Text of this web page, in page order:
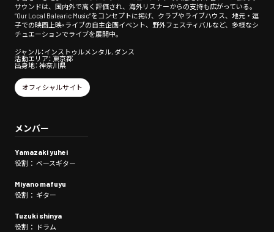
サウンドは、国内外で高く評価され、海外リスナーからの支持も広がっている。
“Our Local Balearic Music”をコンセプトに掲げ、クラブやライブハウス、地元・逗
子での映画上映×ライブの自主企画イベント、野外フェスティバルなど、多様なシ
チュエーションでライブを展開中。
ジャンル：インストゥルメンタル, ダンス
活動エリア： 東京都
出身地： 神奈川県
オフィシャルサイト
メンバー
Yamazaki yuhei
役割： ベースギター
Miyano mafuyu
役割： ギター
Tuzuki shinya
役割： ドラム